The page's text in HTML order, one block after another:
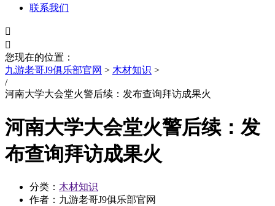
联系我们


您现在的位置：
九游老哥J9俱乐部官网 > 木材知识 >
/
河南大学大会堂火警后续：发布查询拜访成果火
河南大学大会堂火警后续：发
布查询拜访成果火
分类： 木材知识
作者：九游老哥J9俱乐部官网